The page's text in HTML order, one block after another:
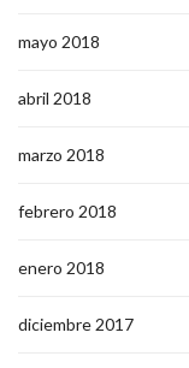
mayo 2018
abril 2018
marzo 2018
febrero 2018
enero 2018
diciembre 2017